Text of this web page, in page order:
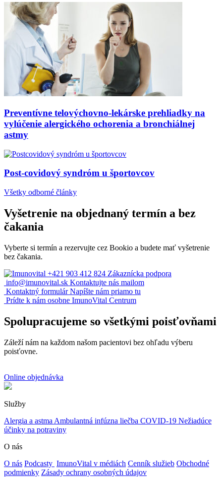
Preventívne telovýchovno-lekárske prehliadky na
vylúčenie alergického ochorenia a bronchiálnej
astmy
Post-covidový syndróm u športovcov
Všetky odborné články
Vyšetrenie na objednaný termín a bez
čakania
Vyberte si termín a rezervujte cez Bookio a budete mať vyšetrenie
bez čakania.
+421 903 412 824 Zákaznícka podpora
info@imunovital.sk Kontaktujte nás mailom
Kontaktný formulár Napíšte nám priamo tu
Prídte k nám osobne ImunoVital Centrum
Spolupracujeme so všetkými poisťovňami
Záleží nám na každom našom pacientovi bez ohľadu výberu
poisťovne.
Online objednávka
Služby
Alergia a astma Ambulantná infúzna liečba COVID-19 Nežiadúce
účinky na potraviny
O nás
O nás Podcasty ImunoVital v médiách Cenník služieb Obchodné
podmienky Zásady ochrany osobných údajov